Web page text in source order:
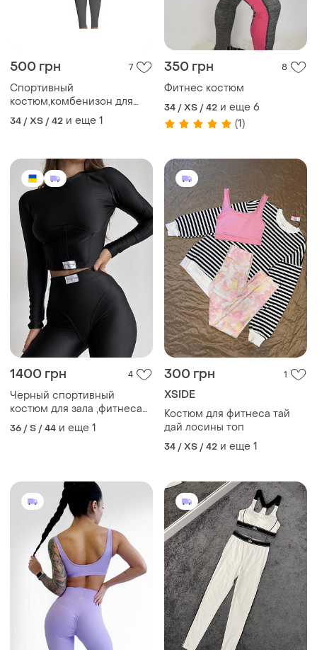
500 грн 7
Спортивный
костюм,комбенизон для
йоги 🧘 фитнеса
34 / XS / 42 и еще 1
350 грн 8
Фитнес костюм
34 / XS / 42 и еще 6
(1)
1400 грн 4
Черный спортивный
костюм для зала ,фитнеса
йоги
36 / S / 44 и еще 1
300 грн 1
XSIDE
Костюм для фитнеса тай
дай лосины топ
34 / XS / 42 и еще 1